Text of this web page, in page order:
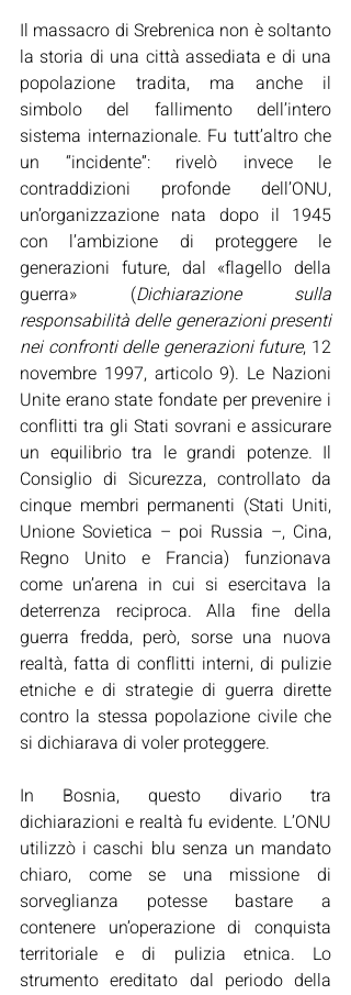
Il massacro di Srebrenica non è soltanto
la storia di una città assediata e di una
popolazione tradita, ma anche il
simbolo del fallimento dell’intero
sistema internazionale. Fu tutt’altro che
un “incidente”: rivelò invece le
contraddizioni profonde dell’ONU,
un’organizzazione nata dopo il 1945
con l’ambizione di proteggere le
generazioni future, dal «flagello della
guerra» (Dichiarazione sulla
responsabilità delle generazioni presenti
nei confronti delle generazioni future, 12
novembre 1997, articolo 9). Le Nazioni
Unite erano state fondate per prevenire i
conflitti tra gli Stati sovrani e assicurare
un equilibrio tra le grandi potenze. Il
Consiglio di Sicurezza, controllato da
cinque membri permanenti (Stati Uniti,
Unione Sovietica – poi Russia –, Cina,
Regno Unito e Francia) funzionava
come un’arena in cui si esercitava la
deterrenza reciproca. Alla fine della
guerra fredda, però, sorse una nuova
realtà, fatta di conflitti interni, di pulizie
etniche e di strategie di guerra dirette
contro la stessa popolazione civile che
si dichiarava di voler proteggere.
In Bosnia, questo divario tra
dichiarazioni e realtà fu evidente. L’ONU
utilizzò i caschi blu senza un mandato
chiaro, come se una missione di
sorveglianza potesse bastare a
contenere un’operazione di conquista
territoriale e di pulizia etnica. Lo
strumento ereditato dal periodo della